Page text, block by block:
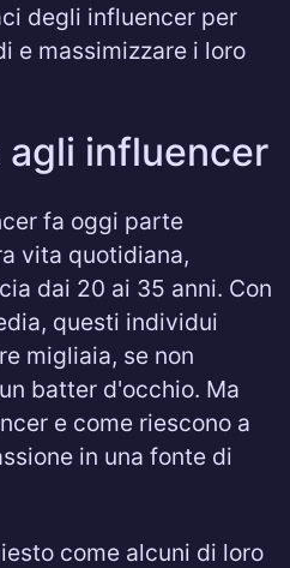
degli influencer per
e massimizzare i loro
influencer
fa oggi parte
vita quotidiana,
dai 20 ai 35 anni. Con
questi individui
migliaia, se non
batter d'occhio. Ma
e come riescono a
in una fonte di
come alcuni di loro